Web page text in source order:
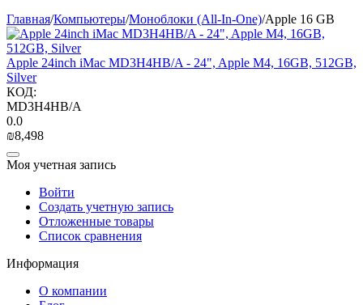
Главная/Компьютеры/Моноблоки (All-In-One)/Apple 16 GB
Apple 24inch iMac MD3H4HB/A - 24", Apple M4, 16GB, 512GB,
Silver
КОД:
MD3H4HB/A
0.0
₪8,498
Моя учетная запись
Войти
Создать учетную запись
Отложенные товары
Список сравнения
Информация
О компании